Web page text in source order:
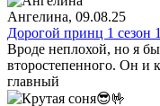
Ангелина, 09.08.25
Дорогой принц 1 сезон
Вроде неплохой, но я бы
второстепенного. Он и
главный